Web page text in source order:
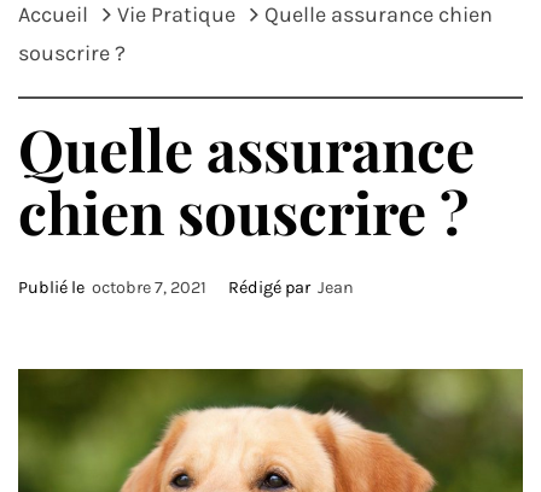
Accueil Vie Pratique
Quelle assurance chien
souscrire ?
Quelle assurance
chien souscrire ?
Publié le octobre 7, 2021 Rédigé par Jean